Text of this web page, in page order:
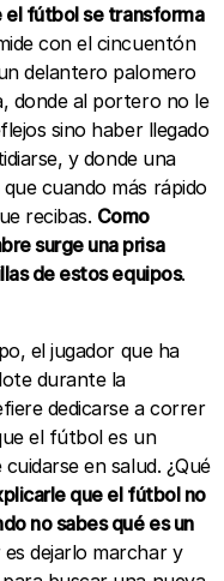
el fútbol se transforma
con el cincuentón
delantero palomero
donde al portero no le
sino haber llegado
y donde una
cuando más rápido
recibas. Como
surge una prisa
de estos equipos.
el jugador que ha
durante la
dedicarse a correr
el fútbol es un
en salud. ¿Qué
que el fútbol no
no sabes qué es un
dejarlo marchar y